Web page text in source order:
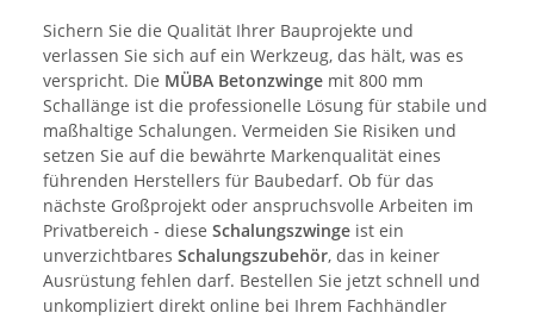
Sichern Sie die Qualität Ihrer Bauprojekte und
verlassen Sie sich auf ein Werkzeug, das hält, was es
verspricht. Die MÜBA Betonzwinge mit 800 mm
Schallänge ist die professionelle Lösung für stabile und
maßhaltige Schalungen. Vermeiden Sie Risiken und
setzen Sie auf die bewährte Markenqualität eines
führenden Herstellers für Baubedarf. Ob für das
nächste Großprojekt oder anspruchsvolle Arbeiten im
Privatbereich - diese Schalungszwinge ist ein
unverzichtbares Schalungszubehör, das in keiner
Ausrüstung fehlen darf. Bestellen Sie jetzt schnell und
unkompliziert direkt online bei Ihrem Fachhändler